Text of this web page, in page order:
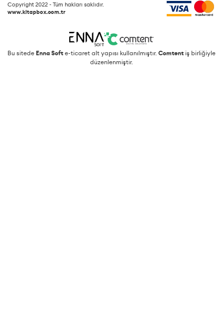
Copyright 2022 - Tüm hakları saklıdır.
www.kitapbox.com.tr
Bu sitede Enna Soft e-ticaret alt yapısı kullanılmıştır. Comtent iş birliğiyle
düzenlenmiştir.